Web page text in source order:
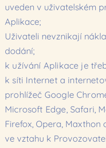
uveden v uživatelském
Aplikace;
Uživateli nevznikají
dodání;
k užívání Aplikace je
k síti Internet a
prohlížeč Google
Microsoft Edge, Safari,
Firefox, Opera, Maxthon
ve vztahu k